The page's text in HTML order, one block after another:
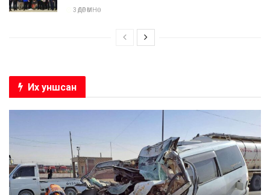
3 ӨДӨР ӨМНӨ
Их уншсан